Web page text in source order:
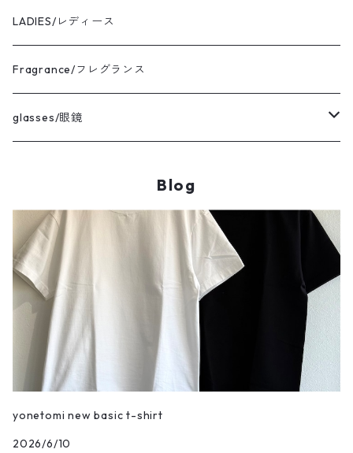
the corona utility/コロナ
avontade/アボンタージ
BAICYCLON/バイシクロン
UNIVERSAL WORKS/ユニバーサルワークス
MIRKO BUFFINI/ミルコブッフィーニ
BRADOR/ブラドール
COOHEM/コーヘン
bracelet
pierce
ring
Sサイズ コーディネート
Mサイズ コーディネート
Lサイズ コーディネート
Ladies FREEサイズ コーディネート
LADIES/レディース
Fragrance/フレグランス
glasses/眼鏡
vintage/ヴィンテージ
Blog
yonetomi new basic t-shirt
2026/6/10